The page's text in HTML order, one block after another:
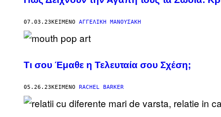
07.03.23ΚΕΊΜΕΝΟ ΑΓΓΕΛΙΚΉ ΜΑΝΟΥΣΆΚΗ
Τι σου Έμαθε η Τελευταία σου Σχέση;
05.26.23ΚΕΊΜΕΝΟ RACHEL BARKER